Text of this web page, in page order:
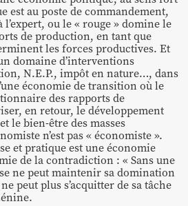
est au poste de commandement,
ou le « rouge » domine le
de production, en tant que
les forces productives. Et
domaine d’interventions
N.E.P., impôt en nature…, dans
économie de transition où le
des rapports de
en retour, le développement
le bien-être des masses
n’est pas « économiste ».
et pratique est une économie
de la contradiction : « Sans une
ne peut maintenir sa domination
peut plus s’acquitter de sa tâche